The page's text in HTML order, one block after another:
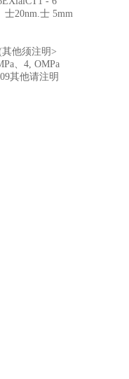
士20nm.士 5mm
其他须注明>
、4, OMPa
其他请注明